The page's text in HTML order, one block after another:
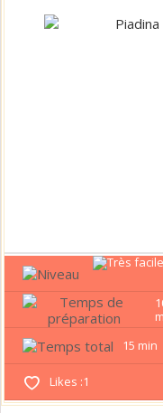
15 min
Likes :1